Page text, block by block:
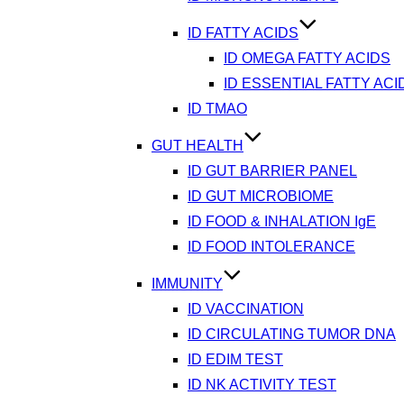
ID FATTY ACIDS
ID OMEGA FATTY ACIDS
ID ESSENTIAL FATTY
ID TMAO
GUT HEALTH
ID GUT BARRIER PANEL
ID GUT MICROBIOME
ID FOOD & INHALATION IgE
ID FOOD INTOLERANCE
IMMUNITY
ID VACCINATION
ID CIRCULATING TUMOR DNA
ID EDIM TEST
ID NK ACTIVITY TEST